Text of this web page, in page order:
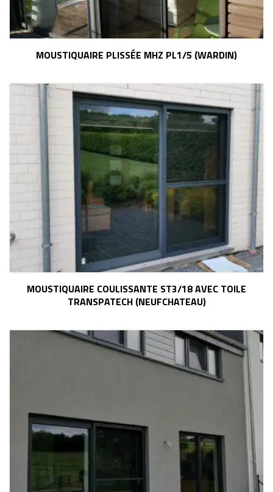
MOUSTIQUAIRE PLISSÉE MHZ PL1/5 (WARDIN)
MOUSTIQUAIRE COULISSANTE ST3/18 AVEC TOILE
TRANSPATECH (NEUFCHATEAU)